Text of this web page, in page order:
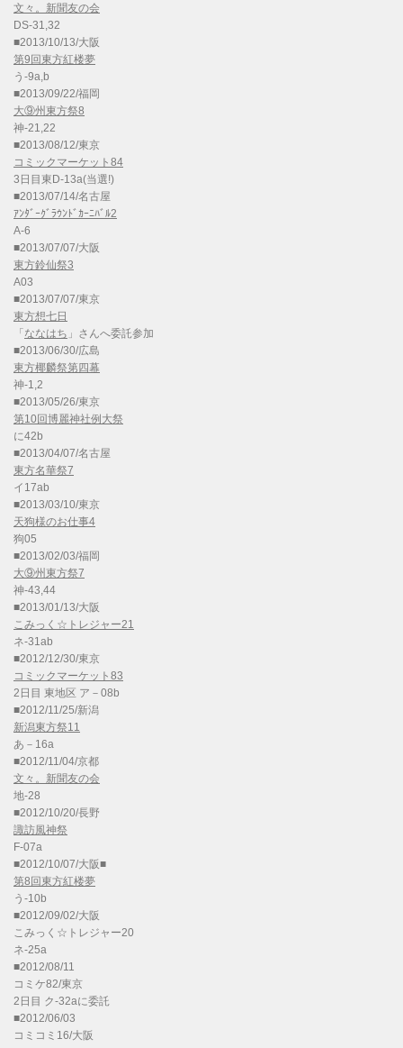
文々。新聞友の会
DS-31,32
■2013/10/13/大阪
第9回東方紅楼夢
う-9a,b
■2013/09/22/福岡
大⑨州東方祭8
神-21,22
■2013/08/12/東京
コミックマーケット84
3日目東D-13a(当選!)
■2013/07/14/名古屋
ｱﾝﾀﾞｰｸﾞﾗｳﾝﾄﾞｶｰﾆﾊﾞﾙ2
A-6
■2013/07/07/大阪
東方鈴仙祭3
A03
■2013/07/07/東京
東方想七日
「ななはち 」さんへ委託参加
■2013/06/30/広島
東方椰麟祭第四幕
神-1,2
■2013/05/26/東京
第10回博麗神社例大祭
に42b
■2013/04/07/名古屋
東方名華祭7
イ17ab
■2013/03/10/東京
天狗様のお仕事4
狗05
■2013/02/03/福岡
大⑨州東方祭7
神-43,44
■2013/01/13/大阪
こみっく☆トレジャー21
ネ-31ab
■2012/12/30/東京
コミックマーケット83
2日目 東地区 ア－08b
■2012/11/25/新潟
新潟東方祭11
あ－16a
■2012/11/04/京都
文々。新聞友の会
地-28
■2012/10/20/長野
諏訪風神祭
F-07a
■2012/10/07/大阪■
第8回東方紅楼夢
う-10b
■2012/09/02/大阪
こみっく☆トレジャー20
ネ-25a
■2012/08/11
コミケ82/東京
2日目 ク-32aに委託
■2012/06/03
コミコミ16/大阪